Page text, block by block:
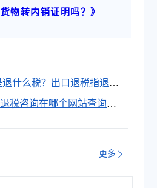
物转内销证明吗？》
退什么税？出口退税指退什
税咨询在哪个网站查询？
更多